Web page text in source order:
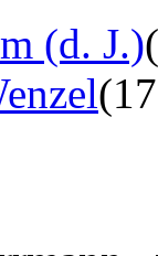
(d. J.)